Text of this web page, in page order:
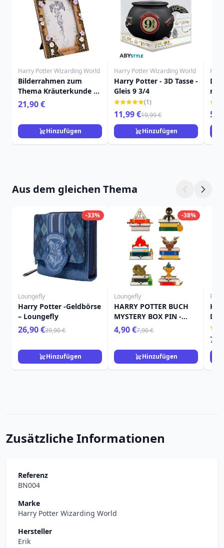
Harry Potter Wizarding World
Bilderrahmen zum
Thema Kräuterkunde –
Harry Potter
21,90 €
Hinzufügen
Harry Potter Wizarding World
Harry Potter - 3D Tasse -
Gleis 9 3/4
(1)
11,99 €19,99 €
Hinzufügen
mit
Aus dem gleichen Thema
-33%
Loungefly
Harry Potter -Geldbörse
– Loungefly
26,90 €39,90 €
Hinzufügen
-38%
Loungefly
HARRY POTTER BUCH
MYSTERY BOX PIN -
HARRY POTTER
LOUNGEFLY
4,90 €7,90 €
Hinzufügen
Zusätzliche Informationen
Referenz
BN004
Marke
Harry Potter Wizarding World
Hersteller
Erik